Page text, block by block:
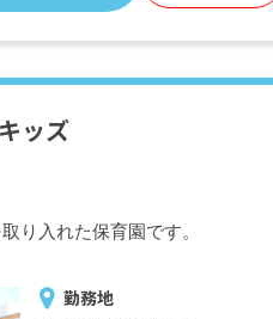
ッズ
り入れた保育園です。
勤務地